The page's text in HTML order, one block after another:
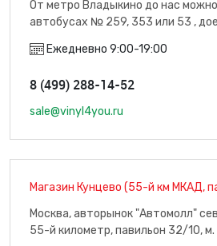
От метро Владыкино до нас
автобусах № 259, 353 или 53 ,
Ежедневно 9:00-19:00
8 (499) 288-14-52
sale@vinyl4you.ru
Магазин Кунцево (55-й км МКАД,
Москва, авторынок "Автомолл"
55-й километр, павильон 32/10,